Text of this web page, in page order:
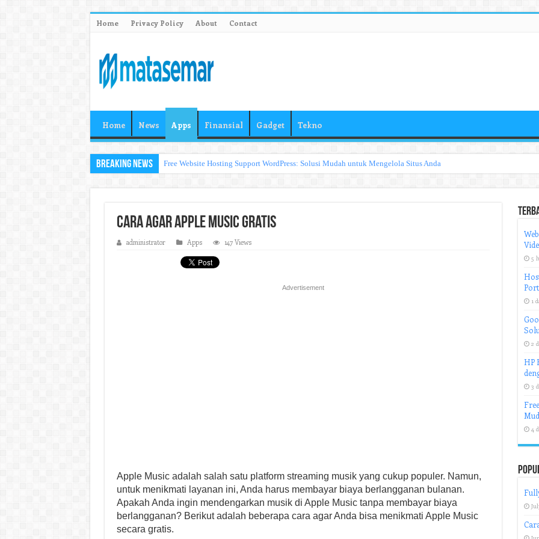
Home Privacy Policy About Contact
Home News Apps Finansial Gadget Tekno
Breaking News Free Website Hosting Support WordPress: Solusi Mudah untuk Mengelola Situs Anda
Cara Agar Apple Music Gratis
administrator Apps 147 Views
Advertisement
Apple Music adalah salah satu platform streaming musik yang cukup populer. Namun,
untuk menikmati layanan ini, Anda harus membayar biaya berlangganan bulanan.
Apakah Anda ingin mendengarkan musik di Apple Music tanpa membayar biaya
berlangganan? Berikut adalah beberapa cara agar Anda bisa menikmati Apple Music
secara gratis.
5
1
2
HP
3
4